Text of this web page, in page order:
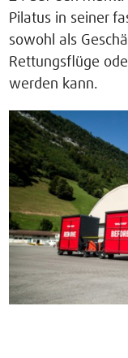
Pilatus in seiner
sowohl als
Rettungsflüge
werden kann.